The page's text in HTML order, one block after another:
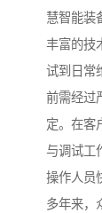
慧智能装
丰富的技
试到日常
前需经过
定。在客
与调试工
操作人员
多年来，